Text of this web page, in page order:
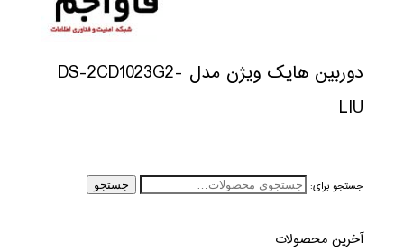
دوربین هایک ویژن مدل DS-2CD1023G2-
LIU
جستجو برای: جستجو
آخرین محصولات